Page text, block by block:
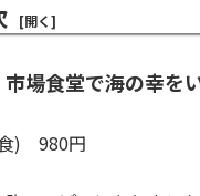
場食堂で海の幸を
食) 980円